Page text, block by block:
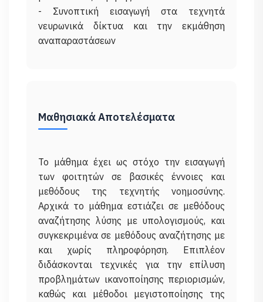
- Συνοπτική εισαγωγή στα τεχνητά
νευρωνικά δίκτυα και την εκμάθηση
Μαθησιακά Αποτελέσματα
Το μάθημα έχει ως στόχο την εισαγωγή
των φοιτητών σε βασικές έννοιες και
μεθόδους της τεχνητής νοημοσύνης.
Αρχικά το μάθημα εστιάζει σε μεθόδους
αναζήτησης λύσης με υπολογισμούς, και
συγκεκριμένα σε μεθόδους αναζήτησης με
και χωρίς πληροφόρηση. Επιπλέον
διδάσκονται τεχνικές για την επίλυση
προβλημάτων ικανοποίησης περιορισμών,
καθώς και μέθοδοι μεγιστοποίησης της